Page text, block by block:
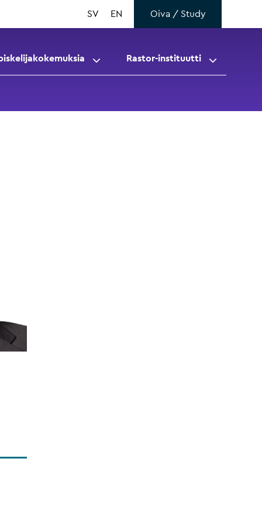
SV EN Oiva / Study
Rastor-instituutti